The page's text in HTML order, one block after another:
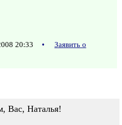
20:33 •
Заявить о
Вас, Наталья!